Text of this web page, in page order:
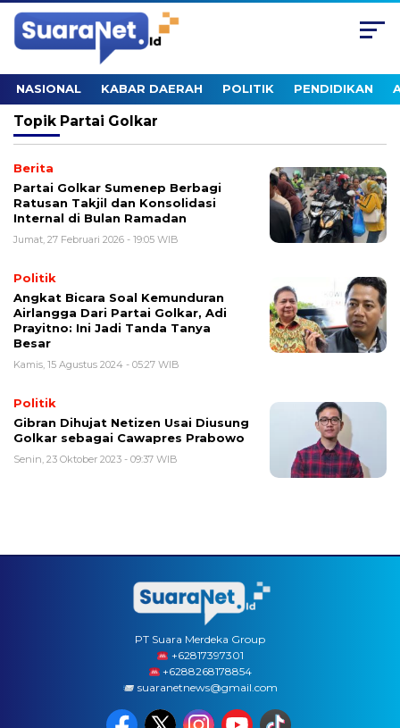
NASIONAL KABAR DAERAH POLITIK PENDIDIKAN
Topik Partai Golkar
Berita
Partai Golkar Sumenep Berbagi
Ratusan Takjil dan Konsolidasi
Internal di Bulan Ramadan
Jumat, 27 Februari 2026 - 19:05 WIB
Politik
Angkat Bicara Soal Kemunduran
Airlangga Dari Partai Golkar, Adi
Prayitno: Ini Jadi Tanda Tanya
Besar
Kamis, 15 Agustus 2024 - 05:27 WIB
Politik
Gibran Dihujat Netizen Usai Diusung
Golkar sebagai Cawapres Prabowo
Senin, 23 Oktober 2023 - 09:37 WIB
PT Suara Merdeka Group
‪+62817397301
+6288268178854
suaranetnews@gmail.com